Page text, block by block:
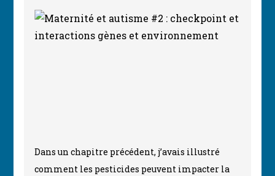
Dans un chapitre précédent, j’avais illustré
comment les pesticides peuvent impacter la